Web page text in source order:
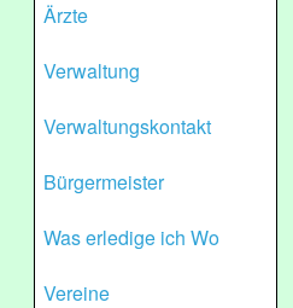
Ärzte
Verwaltung
Verwaltungskontakt
Bürgermeister
Was erledige ich Wo
Vereine